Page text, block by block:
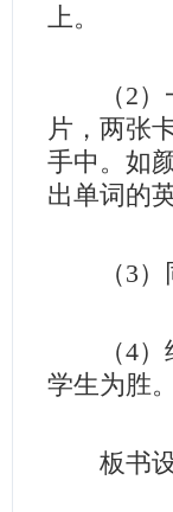
上。
（2）一
片，两张
手中。如
出单词的
（3）同
（4）继
学生为胜。
板书设